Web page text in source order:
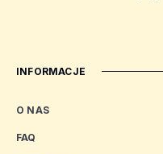
INFORMACJE
O NAS
FAQ